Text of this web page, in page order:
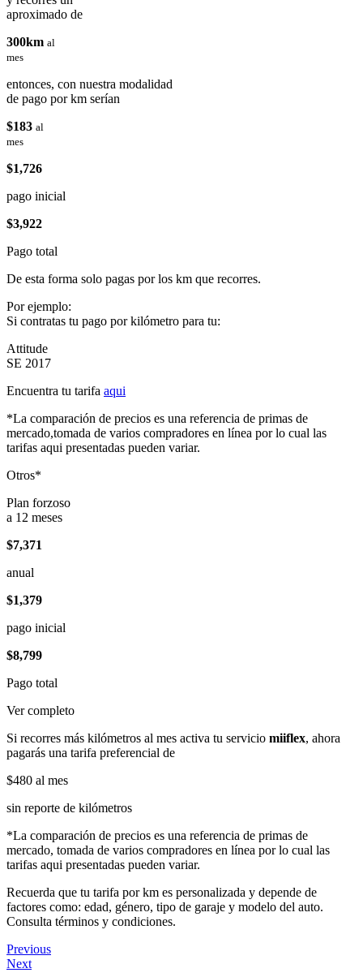
aproximado de
300km al
mes
entonces, con nuestra modalidad
de pago por km serían
$183 al
mes
$1,726
pago inicial
$3,922
Pago total
De esta forma solo pagas por los km que recorres.
Por ejemplo:
Si contratas tu pago por kilómetro para tu:
Attitude
SE 2017
Encuentra tu tarifa aqui
*La comparación de precios es una referencia de primas de
mercado,tomada de varios compradores en línea por lo cual las
tarifas aqui presentadas pueden variar.
Otros*
Plan forzoso
a 12 meses
$7,371
anual
$1,379
pago inicial
$8,799
Pago total
Ver completo
Si recorres más kilómetros al mes activa tu servicio miiflex, ahora
pagarás una tarifa preferencial de
$480 al mes
sin reporte de kilómetros
*La comparación de precios es una referencia de primas de
mercado, tomada de varios compradores en línea por lo cual las
tarifas aqui presentadas pueden variar.
Recuerda que tu tarifa por km es personalizada y depende de
factores como: edad, género, tipo de garaje y modelo del auto.
Consulta términos y condiciones.
Previous
Next